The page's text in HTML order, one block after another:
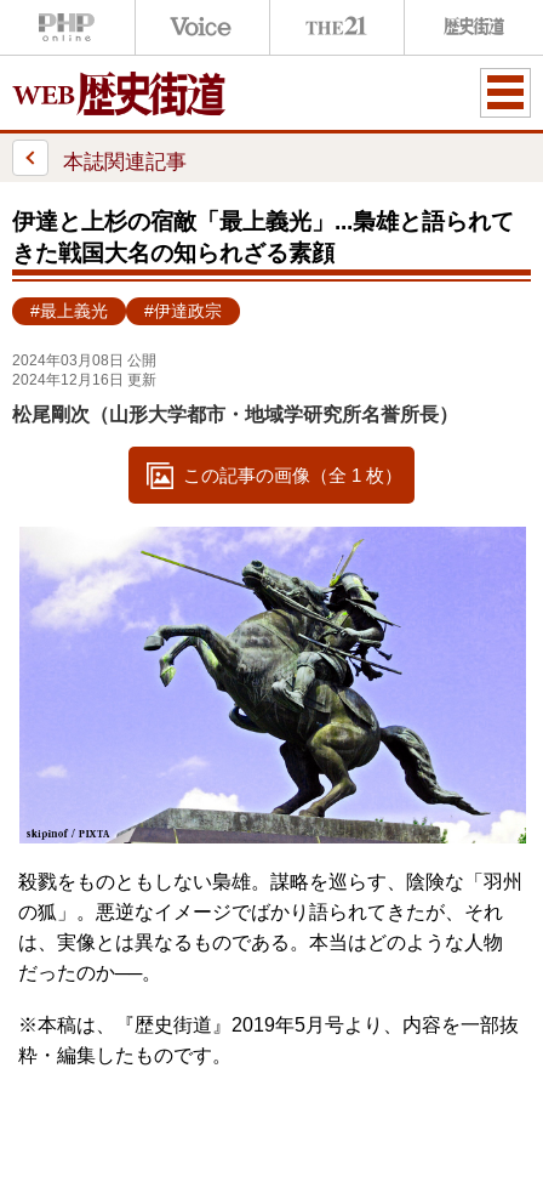
ME
本誌関連記事
伊達と上杉の宿敵「最上義光」...梟雄と語られて
きた戦国大名の知られざる素顔
#最上義光 #伊達政宗
2024年03月08日 公開
2024年12月16日 更新
松尾剛次（山形大学都市・地域学研究所名誉所長）
この記事の画像（全 1 枚）
殺戮をものともしない梟雄。謀略を巡らす、陰険な「羽州
の狐」。悪逆なイメージでばかり語られてきたが、それ
は、実像とは異なるものである。本当はどのような人物
だったのか──。
※本稿は、『歴史街道』2019年5月号より、内容を一部抜
粋・編集したものです。